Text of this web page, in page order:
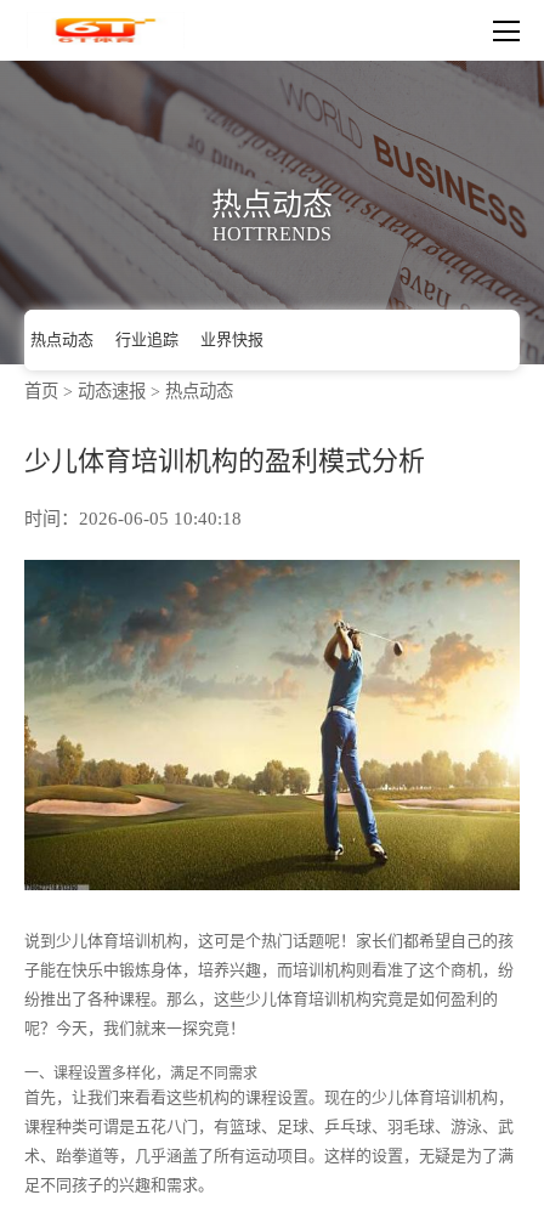
热点动态
HOTTRENDS
热点动态 行业追踪 业界快报
少儿体育培训机构的盈利模式分析
时间：2026-06-05 10:40:18
说到少儿体育培训机构，这可是个热门话题呢！家长们都希望自己的孩
子能在快乐中锻炼身体，培养兴趣，而培训机构则看准了这个商机，纷
纷推出了各种课程。那么，这些少儿体育培训机构究竟是如何盈利的
呢？今天，我们就来一探究竟！
一、课程设置多样化，满足不同需求
首先，让我们来看看这些机构的课程设置。现在的少儿体育培训机构，
课程种类可谓是五花八门，有篮球、足球、乒乓球、羽毛球、游泳、武
术、跆拳道等，几乎涵盖了所有运动项目。这样的设置，无疑是为了满
足不同孩子的兴趣和需求。